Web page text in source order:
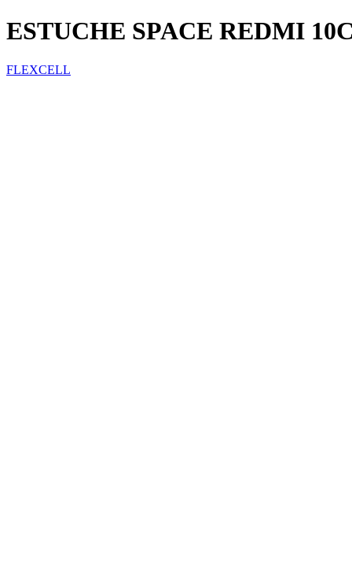
ESTUCHE SPACE REDMI
FLEXCELL